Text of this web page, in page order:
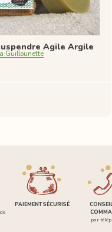
Agile Argile
Guillounette
PAIEMENT SÉCURISÉ
par